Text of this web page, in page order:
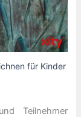
für Kinder
Teilnehmer